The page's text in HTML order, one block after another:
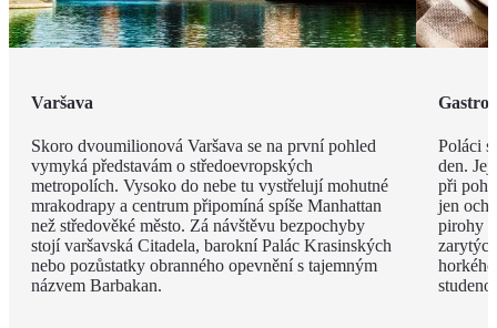
Varšava
Skoro dvoumilionová Varšava se na první pohled
vymyká představám o středoevropských
metropolích. Vysoko do nebe tu vystřelují mohutné
mrakodrapy a centrum připomíná spíše Manhattan
než středověké město. Zá návštěvu bezpochyby
stojí varšavská Citadela, barokní Palác Krasinských
nebo pozůstatky obranného opevnění s tajemným
názvem Barbakan.
Poláci
den.
při
jen
pirohy